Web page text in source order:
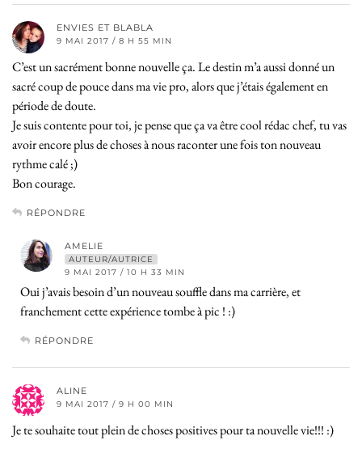
ENVIES ET BLABLA
9 MAI 2017 / 8 H 55 MIN
C’est un sacrément bonne nouvelle ça. Le destin m’a aussi donné un
sacré coup de pouce dans ma vie pro, alors que j’étais également en
période de doute.
Je suis contente pour toi, je pense que ça va être cool rédac chef, tu vas
avoir encore plus de choses à nous raconter une fois ton nouveau
rythme calé ;)
Bon courage.
RÉPONDRE
AMELIE
AUTEUR/AUTRICE
9 MAI 2017 / 10 H 33 MIN
Oui j’avais besoin d’un nouveau souffle dans ma carrière, et
franchement cette expérience tombe à pic ! :)
RÉPONDRE
ALINE
9 MAI 2017 / 9 H 00 MIN
Je te souhaite tout plein de choses positives pour ta nouvelle vie!!! :)